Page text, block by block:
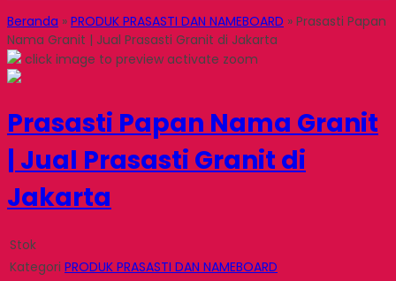
Beranda » PRODUK PRASASTI DAN NAMEBOARD » Prasasti Papan
Nama Granit | Jual Prasasti Granit di Jakarta
click image to preview activate zoom
Prasasti Papan Nama Granit
| Jual Prasasti Granit di
Jakarta
Stok
Kategori PRODUK PRASASTI DAN NAMEBOARD